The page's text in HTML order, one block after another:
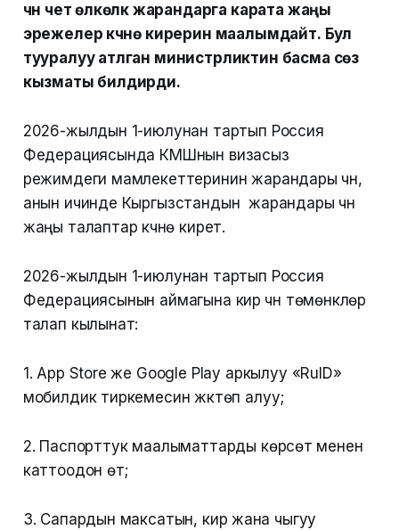
үчүн чет өлкөлүк жарандарга карата жаңы
эрежелер күчүнө кирерин маалымдайт. Бул
тууралуу атлган министрликтин басма сөз
кызматы билдирди.
2026-жылдын 1-июлунан тартып Россия
Федерациясында КМШнын визасыз
режимдеги мамлекеттеринин жарандары үчүн,
анын ичинде Кыргызстандын жарандары үчүн
жаңы талаптар күчүнө кирет.
2026-жылдын 1-июлунан тартып Россия
Федерациясынын аймагына кирүү үчүн төмөнкүлөр
талап кылынат:
1. App Store же Google Play аркылуу «RuID»
мобилдик тиркемесин жүктөп алуу;
2. Паспорттук маалыматтарды көрсөтүү менен
каттоодон өтүү;
3. Сапардын максатын, кирүү жана чыгуу